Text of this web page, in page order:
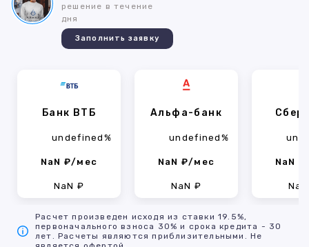
решение в течение
дня
Заполнить заявку
Банк ВТБ
undefined%
NaN ₽/мес
NaN ₽
Альфа-банк
undefined%
NaN ₽/мес
NaN ₽
NaN
Расчет произведен исходя из ставки 19.5%,
первоначального взноса 30% и срока кредита - 30
лет. Расчеты являются приблизительными. Не